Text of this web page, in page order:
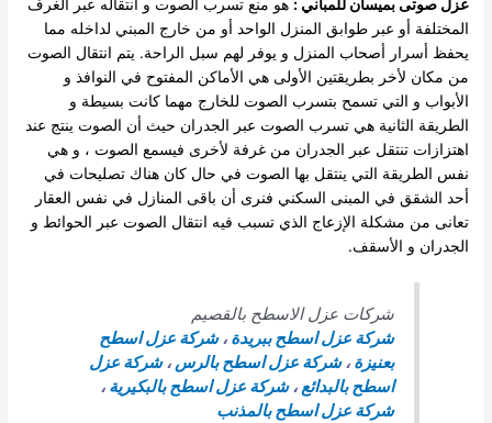
عزل صوتى بميسان للمباني : هو منع تسرب الصوت و انتقاله عبر الغرف
المختلفة أو عبر طوابق المنزل الواحد أو من خارج المبني لداخله مما
يحفظ أسرار أصحاب المنزل و يوفر لهم سبل الراحة. يتم انتقال الصوت
من مكان لأخر بطريقتين الأولى هي الأماكن المفتوح في النوافذ و
الأبواب و التي تسمح بتسرب الصوت للخارج مهما كانت بسيطة و
الطريقة الثانية هي تسرب الصوت عبر الجدران حيث أن الصوت ينتج عند
اهتزازات تنتقل عبر الجدران من غرفة لأخرى فيسمع الصوت ، و هي
نفس الطريقة التي ينتقل بها الصوت في حال كان هناك تصليحات في
أحد الشقق في المبنى السكني فنرى أن باقى المنازل في نفس العقار
تعانى من مشكلة الإزعاج الذي تسبب فيه انتقال الصوت عبر الحوائط و
الجدران و الأسقف.
شركات عزل الاسطح بالقصيم
شركة عزل اسطح ببريدة ،شركة عزل اسطح
بعنيزة ،شركة عزل اسطح بالرس ،شركة عزل
اسطح بالبدائع ،شركة عزل اسطح بالبكيرية ،
شركة عزل اسطح بالمذنب